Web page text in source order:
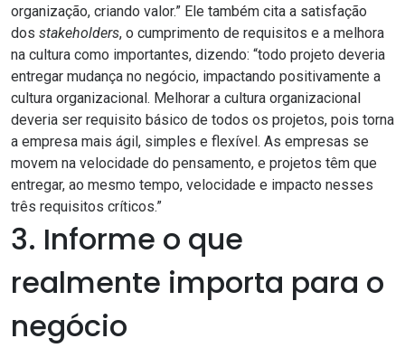
organização, criando valor.” Ele também cita a satisfação
dos stakeholders, o cumprimento de requisitos e a melhora
na cultura como importantes, dizendo: “todo projeto deveria
entregar mudança no negócio, impactando positivamente a
cultura organizacional. Melhorar a cultura organizacional
deveria ser requisito básico de todos os projetos, pois torna
a empresa mais ágil, simples e flexível. As empresas se
movem na velocidade do pensamento, e projetos têm que
entregar, ao mesmo tempo, velocidade e impacto nesses
três requisitos críticos.”
3. Informe o que
realmente importa para o
negócio